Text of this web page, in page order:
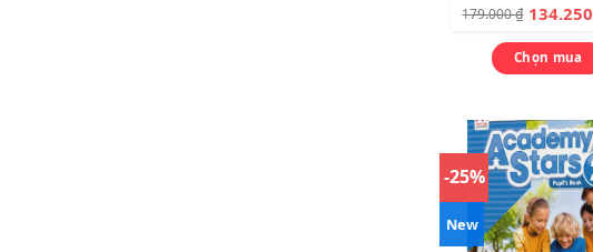
179.000₫ 134.250
Chọn mua
-25%
New